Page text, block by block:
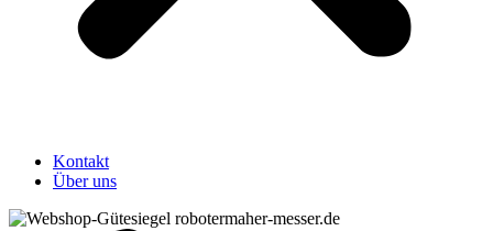
Kontakt
Über uns